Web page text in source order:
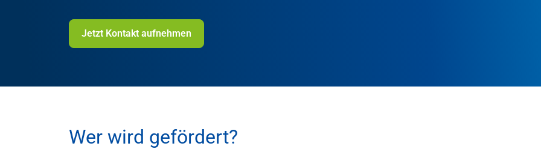
Jetzt Kontakt aufnehmen
Wer wird gefördert?